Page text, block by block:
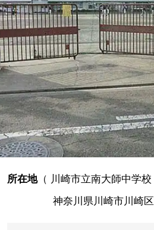
所在地（ 川崎市立南大師中学校
神奈川県川崎市川崎